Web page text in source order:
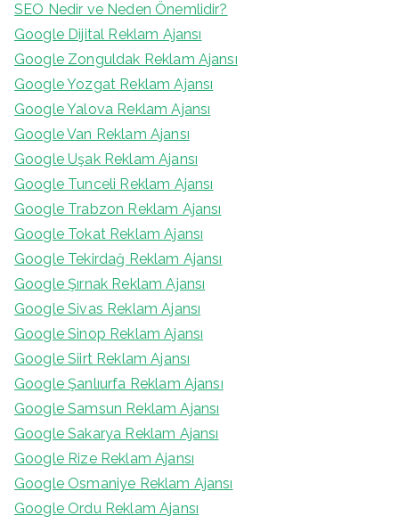
SEO Nedir ve Neden Önemlidir?
Google Dijital Reklam Ajansı
Google Zonguldak Reklam Ajansı
Google Yozgat Reklam Ajansı
Google Yalova Reklam Ajansı
Google Van Reklam Ajansı
Google Uşak Reklam Ajansı
Google Tunceli Reklam Ajansı
Google Trabzon Reklam Ajansı
Google Tokat Reklam Ajansı
Google Tekirdağ Reklam Ajansı
Google Şırnak Reklam Ajansı
Google Sivas Reklam Ajansı
Google Sinop Reklam Ajansı
Google Siirt Reklam Ajansı
Google Şanlıurfa Reklam Ajansı
Google Samsun Reklam Ajansı
Google Sakarya Reklam Ajansı
Google Rize Reklam Ajansı
Google Osmaniye Reklam Ajansı
Google Ordu Reklam Ajansı